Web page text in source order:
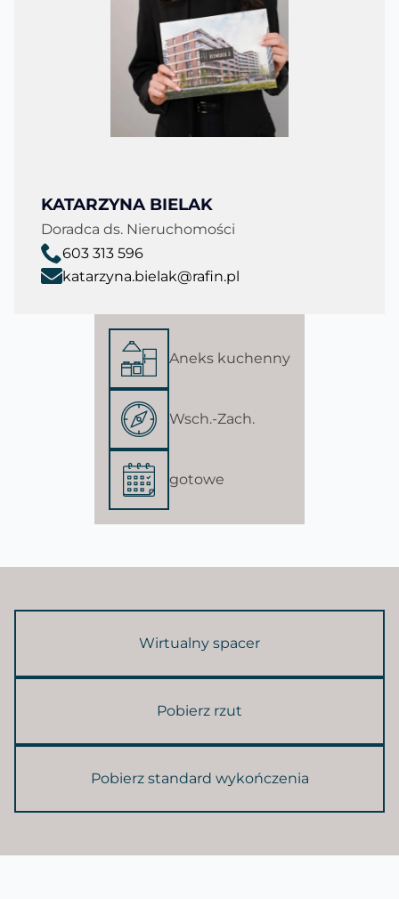
KATARZYNA BIELAK
Doradca ds. Nieruchomości
603 313 596
katarzyna.bielak@rafin.pl
Aneks kuchenny
Wsch.-Zach.
gotowe
Wirtualny spacer
Pobierz rzut
Pobierz standard wykończenia